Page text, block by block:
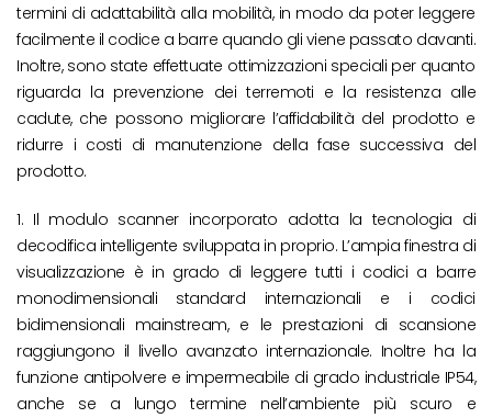
termini di adattabilità alla mobilità, in modo da poter leggere
facilmente il codice a barre quando gli viene passato davanti.
Inoltre, sono state effettuate ottimizzazioni speciali per quanto
riguarda la prevenzione dei terremoti e la resistenza alle
cadute, che possono migliorare l’affidabilità del prodotto e
ridurre i costi di manutenzione della fase successiva del
prodotto.
1. Il modulo scanner incorporato adotta la tecnologia di
decodifica intelligente sviluppata in proprio. L’ampia finestra di
visualizzazione è in grado di leggere tutti i codici a barre
monodimensionali standard internazionali e i codici
bidimensionali mainstream, e le prestazioni di scansione
raggiungono il livello avanzato internazionale. Inoltre ha la
funzione antipolvere e impermeabile di grado industriale IP54,
anche se a lungo termine nell’ambiente più scuro e